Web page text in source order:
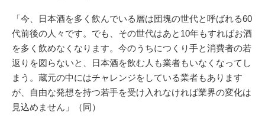
「今、日本酒を多く飲んでいる層は団塊の世代と呼ばれる60
代前後の人々です。でも、その世代はあと10年もすればお酒
を多く飲めなくなります。今のうちにつくり手と消費者の若
返りを図らないと、日本酒を飲む人も業者もいなくなってし
まう。蔵元の中にはチャレンジをしている業者もあります
が、自由な発想を持つ若手を受け入れなければ業界の変化は
見込めません」（同）